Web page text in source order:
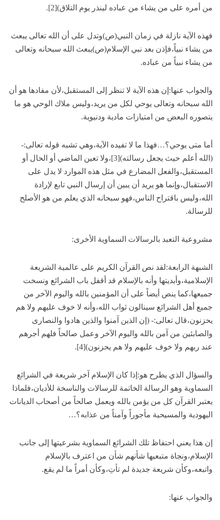
من أمره على من يشاء من عباده لينذر يوم التلاق)[2].
فهذه الآية نازلة في زمان النبي(ص)وتدل على أن الله تعالى يبعث
من يشاء نبياً،فإذن بعد نبي الإسلام(ص)يبعث الله سبحانه وتعالى
من يشاء نبياً من عباده.
والجواب عنها:إن هذه الآية لا تنظر إلى المستقبل،لأن مفادها هو أن
الله سبحانه وتعالى يوحي لكل من يريد،وليس ملاك الوحي هو ما
يتصوره البعض من امتيازات مادية ودنيوية.
أما متى يوحي؟…فهذا ما لا تفيده الآية،وهي تشبه قوله تعالى:-
(الله أعلم حيث يجعل رسالته)[3]،ولا تعين الماضي أو الحال أو
المستقبل،والفعل المضارع في مثل هذه الموارد لا يدل على
الاستقبال،وإنما هو يريد أن يبين أن إرسال النبي تابع لإرادة
الله،وليس باقتراح الناس،فهو سبحانه الذي يعلم من هو الأصلح
للرسالة.
مشروعية التعبد بالرسالات السماوية الأخرى:
الشبهة الرابعة:لقد نص القرآن الكريم على عالمية الشريعة
الإسلامية،وأبديتها وأنه بالإسلام قد أقفل باب الشرائع ونسخت
جميعها،كما ينص أيضاً على أن المؤمنين بالله واليوم الآخر من
جميع أهل الشرائع سينالون ثواب الله،وأنه لا خوف عليهم ولا هم
يحزنون،قال تعالى:- (إن الذين آمنوا والذين هادوا والنصارى
والصابئين من آمن بالله واليوم الآخر وعمل صالحاً فلهم أجرهم
عند ربهم ولا خوف عليهم ولا هم يحزنون)[4].
والسؤال الذي يطرح هو:إذا كان الإسلام آخر شريعة في الشرائع
السماوية وهو الرسالة الخاتمة للرسالات والناسخة للأديان،فلماذا
يعتبر القرآن كل من يؤمن بالله ويعمل صالحاً من أصحاب الديانات
اليهودية والمسيحية مأجوراً وآمناً من عذابه؟…
إن هذا يعني احتفاظ تلك الشرائع السماوية بشرعيتها إلى جانب
الإسلام،ونجاة متبعيها شأنهم شأن من اعترف بالإسلام
واتبعه،وكأن شريعة جديدة لم تأتِ،وكأن أمراً ما لم يقع.
والجواب عنها: